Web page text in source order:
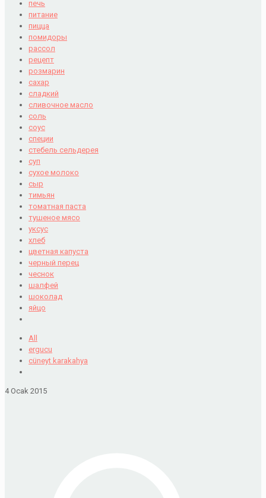
печь
питание
пицца
помидоры
рассол
рецепт
розмарин
сахар
сладкий
сливочное масло
соль
соус
специи
стебель сельдерея
суп
сухое молоко
сыр
тимьян
томатная паста
тушеное мясо
уксус
хлеб
цветная капуста
черный перец
чеснок
шалфей
шоколад
яйцо
All
ergucu
cüneyt karakahya
4 Ocak 2015